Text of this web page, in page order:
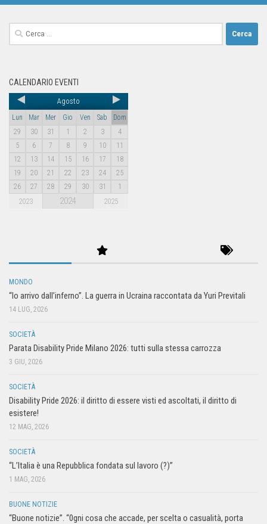
CALENDARIO EVENTI
Agosto
Lun Mar Mer Gio Ven Sab
Dom
29
30 31 1 2 3
4
5
6 7 8 9 10
11
12
13 14 15 16 17
18
19
20 21 22 23 24
25
26
27 28 29 30 31 1
2023 2024 2025
MONDO
“Io arrivo dall’inferno”. La guerra in Ucraina raccontata da Yuri Previtali
14 LUG, 2026
SOCIETÀ
Parata Disability Pride Milano 2026: tutti sulla stessa carrozza
3 GIU, 2026
SOCIETÀ
Disability Pride 2026: il diritto di essere visti ed ascoltati, il diritto di
esistere!
12 MAG, 2026
SOCIETÀ
“L’Italia è una Repubblica fondata sul lavoro (?)”
1 MAG, 2026
BUONE NOTIZIE
“Buone notizie”. “0gni cosa che accade, per scelta o casualità, porta